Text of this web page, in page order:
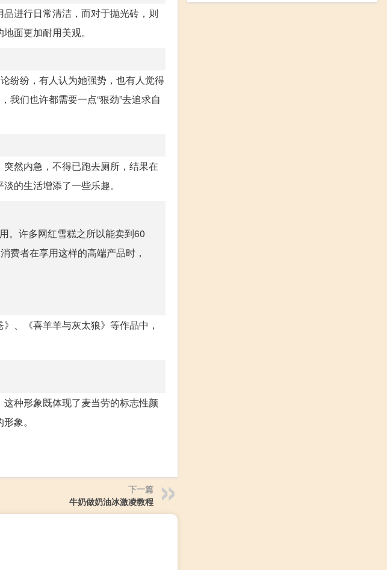
进行日常清洁，而对于抛光砖，则
面更加耐用美观。
纷纷，有人认为她强势，也有人觉得
我们也许都需要一点“狠劲”去追求自
然内急，不得已跑去厕所，结果在
的生活增添了一些乐趣。
。许多网红雪糕之所以能卖到60
费者在享用这样的高端产品时，
、《喜羊羊与灰太狼》等作品中，
种形象既体现了麦当劳的标志性颜
象。
下一篇
牛奶做奶油冰激凌教程